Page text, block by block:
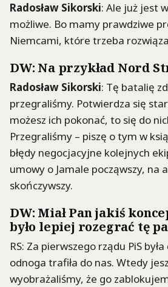
Radosław Sikorski: Ale już jest
możliwe. Bo mamy prawdziwe
Niemcami, które trzeba
DW: Na przykład Nord
Radosław Sikorski: Tę batalię
przegraliśmy. Potwierdza się
możesz ich pokonać, to się do
Przegraliśmy – piszę o tym w
błędy negocjacyjne kolejnych
umowy o Jamale począwszy, na
skończywszy.
DW: Miał Pan jakiś
było lepiej rozegrać tę
RS: Za pierwszego rządu PiS
odnoga trafiła do nas. Wtedy
wyobrażaliśmy, że go